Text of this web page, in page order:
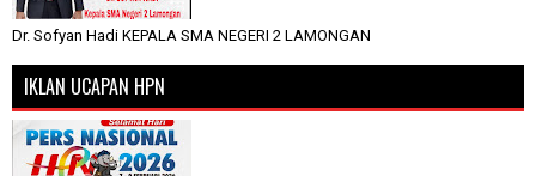
Dr. Sofyan Hadi KEPALA SMA NEGERI 2 LAMONGAN
IKLAN UCAPAN HPN